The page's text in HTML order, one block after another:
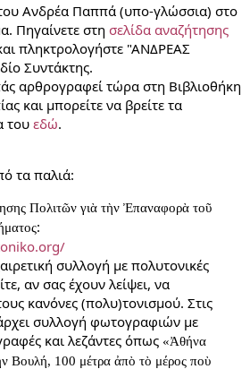
Ανδρέα Παππά (υπο-γλώσσια) στο
Πηγαίνετε στη σελίδα αναζήτησης
πληκτρολογήστε "ΑΝΔΡΕΑΣ
Συντάκτης.
αρθρογραφεί τώρα στη Βιβλιοθήκη
και μπορείτε να βρείτε τα
του εδώ.
τα παλιά:
Πολιτῶν γιὰ τὴν Ἐπαναφορὰ τοῦ
:
συλλογή με πολυτονικές
αν σας έχουν λείψει, να
κανόνες (πολυ)τονισμού. Στις
συλλογή φωτογραφιών με
και λεζάντες όπως «Ἀθήνα
Βουλή, 100 μέτρα ἀπὸ τὸ μέρος ποὺ